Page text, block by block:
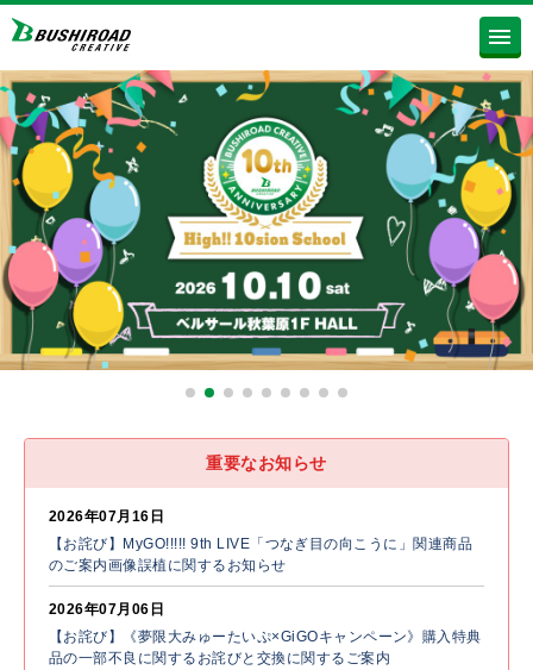
重要なお知らせ
2026年07月16日
【お詫び】MyGO!!!!! 9th LIVE「つなぎ目の向こうに」関連商品
のご案内画像誤植に関するお知らせ
2026年07月06日
【お詫び】《夢限大みゅーたいぷ×GiGOキャンペーン》購入特典
品の一部不良に関するお詫びと交換に関するご案内